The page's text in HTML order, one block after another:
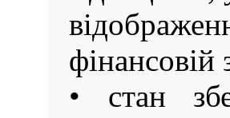
фінансовій
• стан